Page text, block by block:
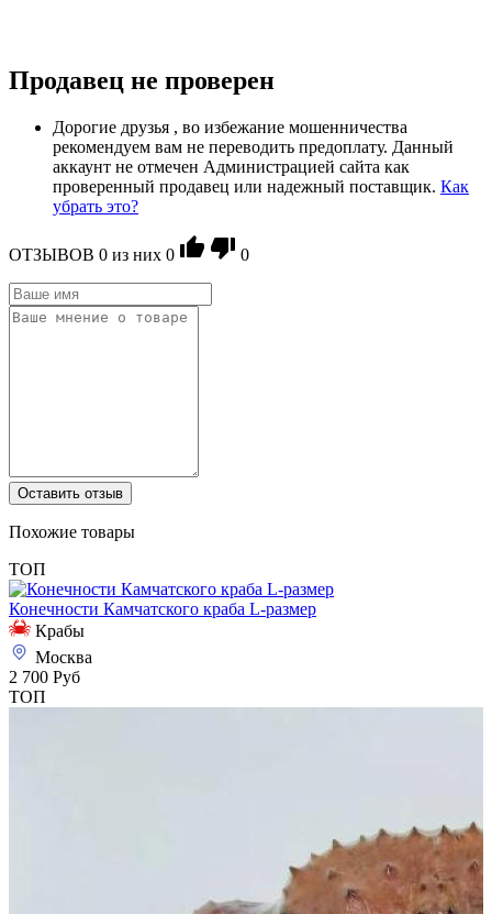
Продавец не проверен
Дорогие друзья , во избежание мошенничества
рекомендуем вам не переводить предоплату. Данный
аккаунт не отмечен Администрацией сайта как
проверенный продавец или надежный поставщик. Как
убрать это?
ОТЗЫВОВ 0 из ниx 0 0
Оставить отзыв
Похожие товары
ТОП
Конечности Камчатского краба L-размер
Крабы
Москва
2 700 Руб
ТОП